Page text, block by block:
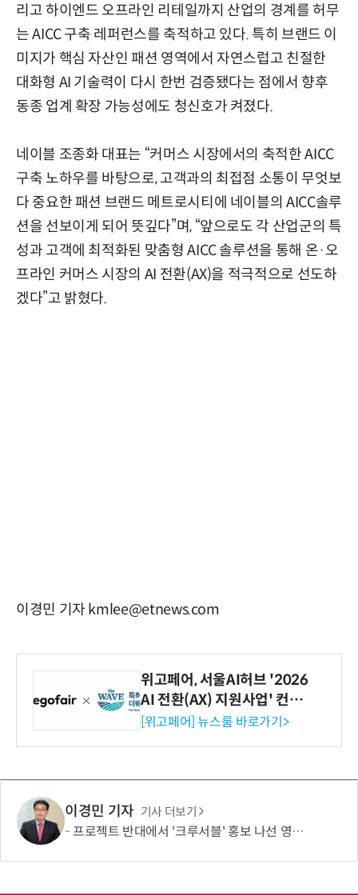
리고 하이엔드 오프라인 리테일까지 산업의 경계를 허무
는 AICC 구축 레퍼런스를 축적하고 있다. 특히 브랜드 이
미지가 핵심 자산인 패션 영역에서 자연스럽고 친절한
대화형 AI 기술력이 다시 한번 검증됐다는 점에서 향후
동종 업계 확장 가능성에도 청신호가 켜졌다.
네이블 조종화 대표는 “커머스 시장에서의 축적한 AICC
구축 노하우를 바탕으로, 고객과의 최접점 소통이 무엇보
다 중요한 패션 브랜드 메트로시티에 네이블의 AICC솔루
션을 선보이게 되어 뜻깊다”며, “앞으로도 각 산업군의 특
성과 고객에 최적화된 맞춤형 AICC 솔루션을 통해 온·오
프라인 커머스 시장의 AI 전환(AX)을 적극적으로 선도하
겠다”고 밝혔다.
이경민 기자 kmlee@etnews.com
위고페어, 서울AI허브 '2026
AI 전환(AX) 지원사업' 컨소
시엄 선정
[위고페어] 뉴스룸 바로가기>
이경민 기자 기사 더보기
프로젝트 반대에서 '크루서블' 홍보 나선 영풍·MBK, '말바꾸기' 이어 '주주권' 논란